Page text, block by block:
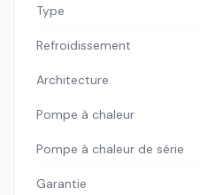
Type
Refroidissement
Architecture
Pompe à chaleur
Pompe à chaleur de série
Garantie